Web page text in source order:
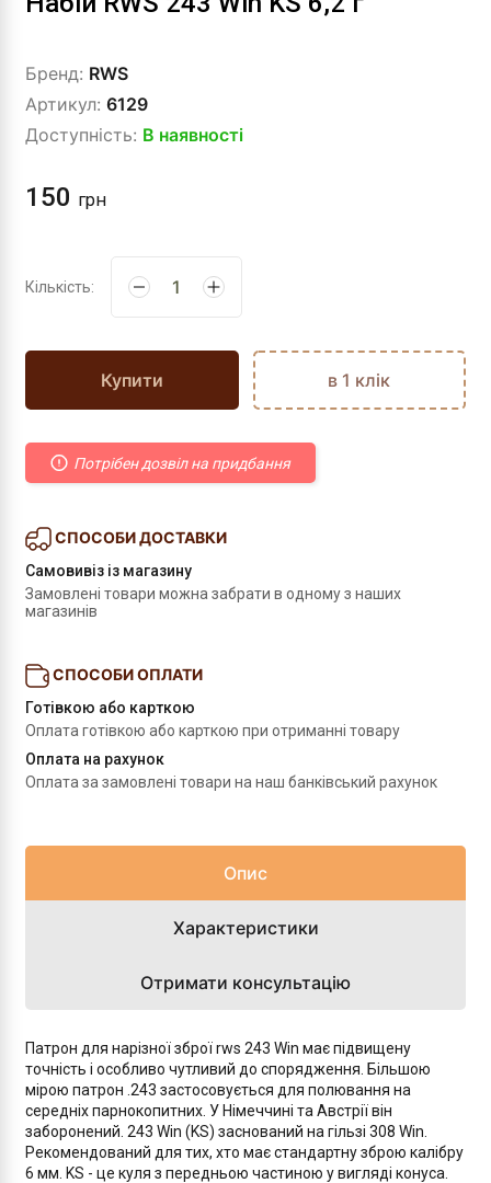
Бренд: RWS
Артикул: 6129
Доступність: В наявності
150 грн
Кількість:
Купити в 1 клік
Потрібен дозвіл на придбання
СПОСОБИ ДОСТАВКИ
Самовивіз із магазину
Замовлені товари можна забрати в одному з наших
магазинів
СПОСОБИ ОПЛАТИ
Готівкою або карткою
Оплата готівкою або карткою при отриманні товару
Оплата на рахунок
Оплата за замовлені товари на наш банківський рахунок
Опис
Характеристики
Отримати консультацію
Патрон для нарізної зброї rws 243 Win має підвищену
точність і особливо чутливий до спорядження. Більшою
мірою патрон .243 застосовується для полювання на
середніх парнокопитних. У Німеччині та Австрії він
заборонений. 243 Win (KS) заснований на гільзі 308 Win.
Рекомендований для тих, хто має стандартну зброю калібру
6 мм. KS - це куля з передньою частиною у вигляді конуса.